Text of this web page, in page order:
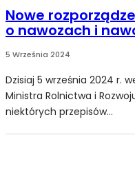
Nowe
o nawozach i
5 Września 2024
Dzisiaj 5 września 2024 r.
Ministra Rolnictwa i
niektórych przepisów...